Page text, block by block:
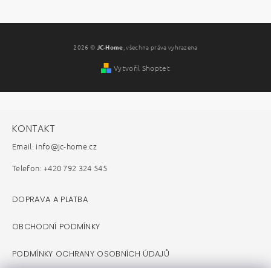
2026 © JC-Home , všechna práva vyhrazena
Vytvořil Shoptet
KONTAKT
Email: info@jc-home.cz
Telefon: +420 792 324 545
DOPRAVA A PLATBA
OBCHODNÍ PODMÍNKY
PODMÍNKY OCHRANY OSOBNÍCH ÚDAJŮ